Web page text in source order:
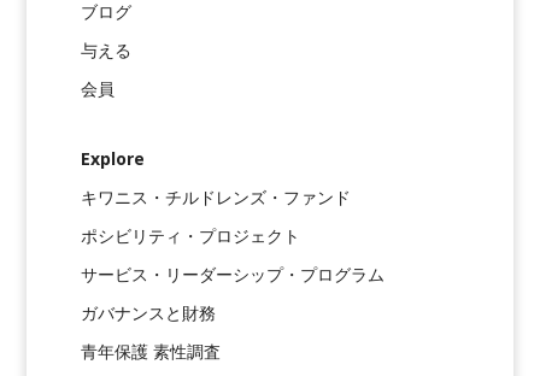
ブログ
与える
会員
Explore
キワニス・チルドレンズ・ファンド
ポシビリティ・プロジェクト
サービス・リーダーシップ・プログラム
ガバナンスと財務
青年保護 素性調査